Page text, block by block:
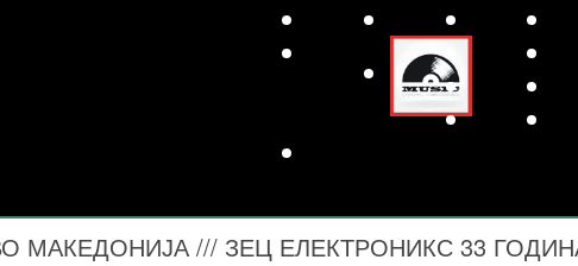
/// ЗЕЦ ЕЛЕКТРОНИКС 33